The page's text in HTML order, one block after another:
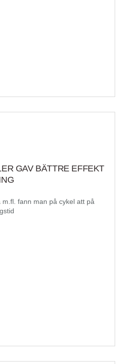
GAV BÄTTRE EFFEKT
fann man på cykel att på